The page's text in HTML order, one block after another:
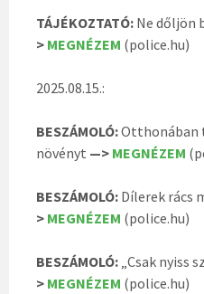
TÁJÉKOZTATÓ: Ne dőljön
> MEGNÉZEM (police.hu)
2025.08.15.:
BESZÁMOLÓ:
növényt —> MEGNÉZEM
BESZÁMOLÓ: Dílerek rács
> MEGNÉZEM (police.hu)
BESZÁMOLÓ: „Csak nyiss
> MEGNÉZEM (police.hu)